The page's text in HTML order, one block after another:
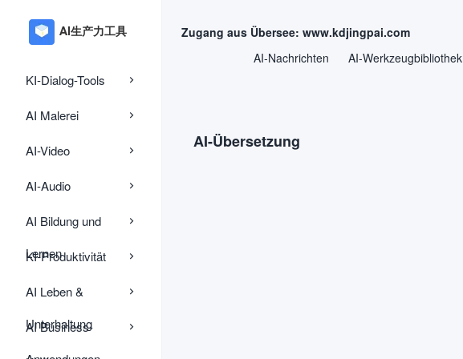
KI-Dialog-Tools
AI Malerei
AI-Video
AI-Audio
AI Bildung und
Lernen
KI-Produktivität
AI Leben &
Unterhaltung
AI Business-
Zugang aus Übersee: www.kdjingpai.com
AI-Nachrichten
AI-Werkzeugbibliothek
AI-Übersetzung